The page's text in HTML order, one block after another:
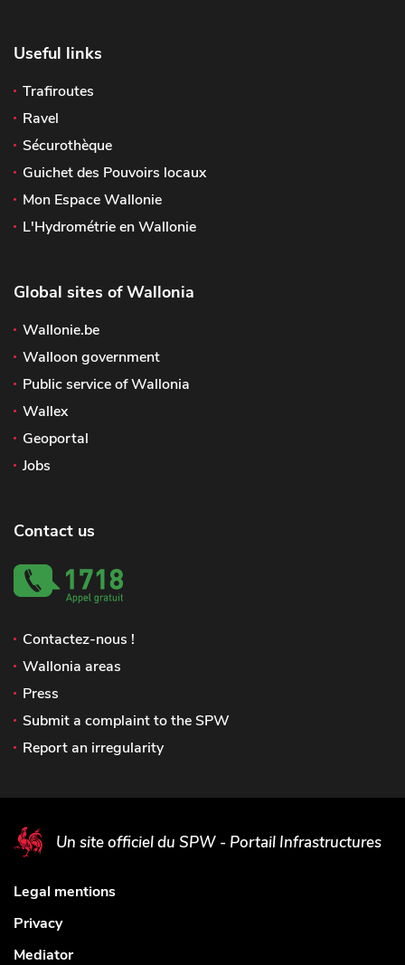
Useful links
Trafiroutes
Ravel
Sécurothèque
Guichet des Pouvoirs locaux
Mon Espace Wallonie
L'Hydrométrie en Wallonie
Global sites of Wallonia
Wallonie.be
Walloon government
Public service of Wallonia
Wallex
Geoportal
Jobs
Contact us
Contactez-nous !
Wallonia areas
Press
Submit a complaint to the SPW
Report an irregularity
Un site officiel du SPW - Portail Infrastructures
Legal mentions
Privacy
Mediator